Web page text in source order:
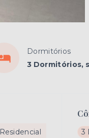
Dormitórios
3 Dormitórios,
3
Residencial